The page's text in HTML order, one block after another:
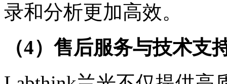
录和分析更加高效。
（4）售后服务与技术支